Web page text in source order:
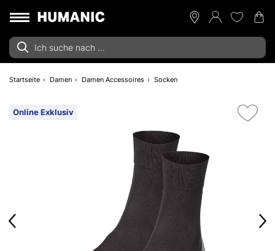
Startseite Damen Damen Accessoires Socken
Online Exklusiv